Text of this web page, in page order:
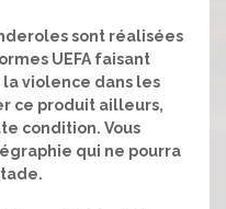
sont réalisées
UEFA faisant
violence dans les
ce produit ailleurs,
condition. Vous
qui ne pourra